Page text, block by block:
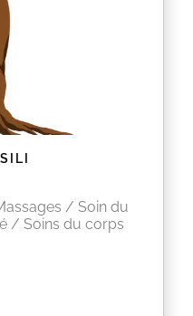
/ Soin du
/ Soins du corps